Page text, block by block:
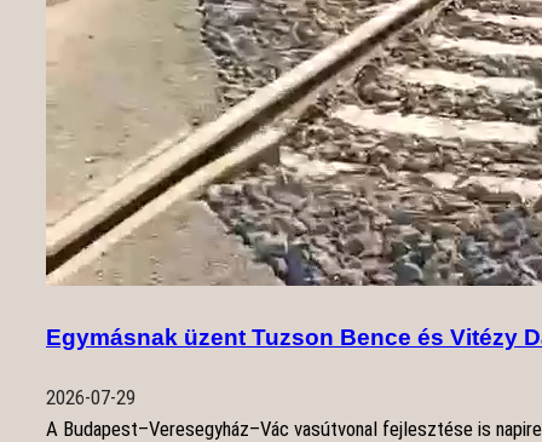
Egymásnak üzent Tuzson Bence és Vitézy
2026-07-29
A Budapest–Veresegyház–Vác vasútvonal fejlesztése is